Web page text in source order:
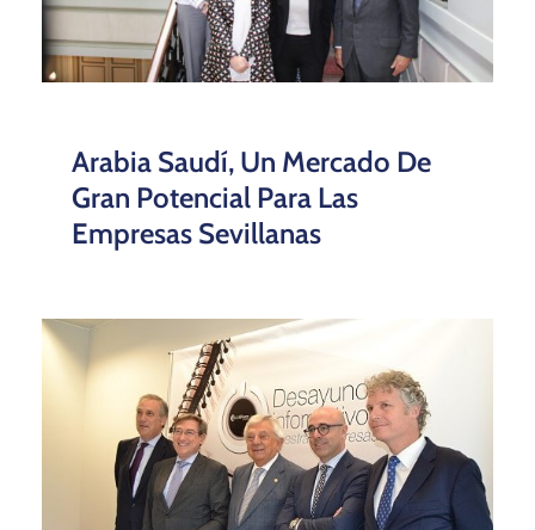
Arabia Saudí, Un Mercado De
Gran Potencial Para Las
Empresas Sevillanas